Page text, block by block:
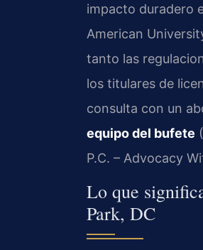
impacto duradero
American
tanto las
los titulares de
consulta con un
equipo del bufete
P.C. – Advocacy
Lo que
Park, DC